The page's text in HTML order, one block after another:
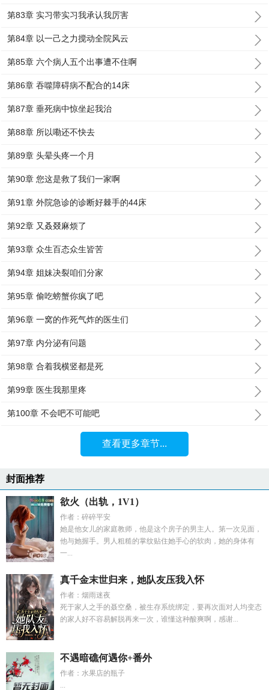
第83章 实习带实习我承认我厉害
第84章 以一己之力搅动全院风云
第85章 六个病人五个出事遭不住啊
第86章 吞噬障碍病不配合的14床
第87章 垂死病中惊坐起我治
第88章 所以嘞还不快去
第89章 头晕头疼一个月
第90章 您这是救了我们一家啊
第91章 外院急诊的诊断好棘手的44床
第92章 又叒叕麻烦了
第93章 众生百态众生皆苦
第94章 姐妹决裂咱们分家
第95章 偷吃螃蟹你疯了吧
第96章 一窝的作死气炸的医生们
第97章 内分泌有问题
第98章 合着我横竖都是死
第99章 医生我那里疼
第100章 不会吧不可能吧
查看更多章节...
封面推荐
欲火（出轨，1V1）
作者：碎碎平安
她是他女儿的家庭教师，他是这个房子的男主人。第一次见面，
他与她握手。男人粗糙的掌纹贴住她手心的软肉，她的身体有
一...
真千金末世归来，她队友压我入怀
作者：烟雨迷夜
死于家人之手的聂空桑，被生存系统绑定，要再次面对人均变态
的家人好不容易解脱再来一次，谁懂这种酸爽啊，感谢...
不遇暗礁何遇你+番外
作者：水果店的瓶子
...